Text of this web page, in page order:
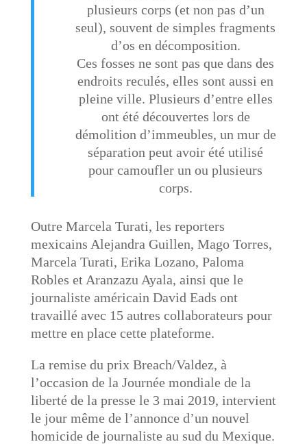
plusieurs corps (et non pas d’un
seul), souvent de simples fragments
d’os en décomposition.
Ces fosses ne sont pas que dans des
endroits reculés, elles sont aussi en
pleine ville. ​Plusieurs d’entre elles
ont été découvertes lors de
démolition d’immeubles, un mur de
séparation peut avoir été utilisé
pour camoufler un ou plusieurs
corps.
Outre Marcela Turati, les reporters
mexicains Alejandra Guillen, Mago Torres,
Marcela Turati, Erika Lozano, Paloma
Robles et Aranzazu Ayala, ainsi que le
journaliste américain David Eads ont
travaillé avec 15 autres collaborateurs pour
mettre en place cette plateforme.
La remise du prix Breach/Valdez, à
l’occasion de la Journée mondiale de la
liberté de la presse le 3 mai 2019, intervient
le jour même de l’annonce d’un nouvel
homicide de journaliste au sud du Mexique.